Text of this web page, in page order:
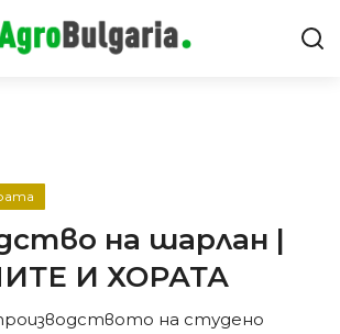
на шарлан |
И ХОРАТА
на студено